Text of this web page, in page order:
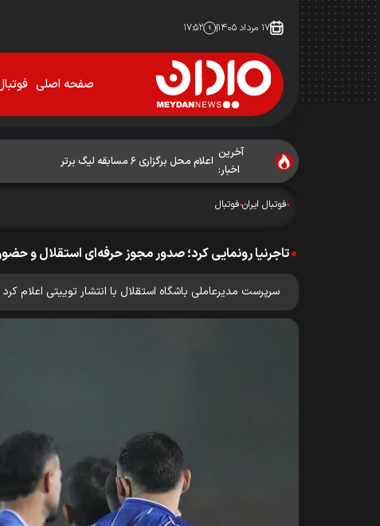
۱۷ مرداد ۱۴۰۵ ۱۷:۵۲
صفحه اصلی
آخرین
اخبار:
اعلام محل برگزاری ۶ مسابقه لیگ برتر
فوتبال ایران فوتبال
تاجرنیا رونمایی کرد؛ صدور مجوز حرفه‌ای استقلال و
سرپرست مدیرعاملی باشگاه استقلال با انتشار توییتی